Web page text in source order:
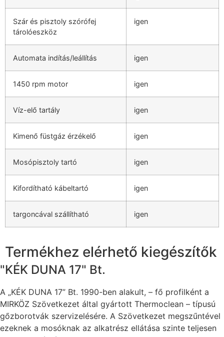
Szár és pisztoly szórófej
tárolóeszköz
igen
Automata indítás/leállítás igen
1450 rpm motor igen
Víz-elő tartály igen
Kimenő füstgáz érzékelő igen
Mosópisztoly tartó igen
Kifordítható kábeltartó igen
targoncával szállítható igen
Termékhez elérhető kiegészítők
"KÉK DUNA 17" Bt.
A „KÉK DUNA 17” Bt. 1990-ben alakult, – fő profilként a
MIRKÖZ Szövetkezet által gyártott Thermoclean – típusú
gőzborotvák szervizelésére. A Szövetkezet megszűntével
ezeknek a mosóknak az alkatrész ellátása szinte teljesen